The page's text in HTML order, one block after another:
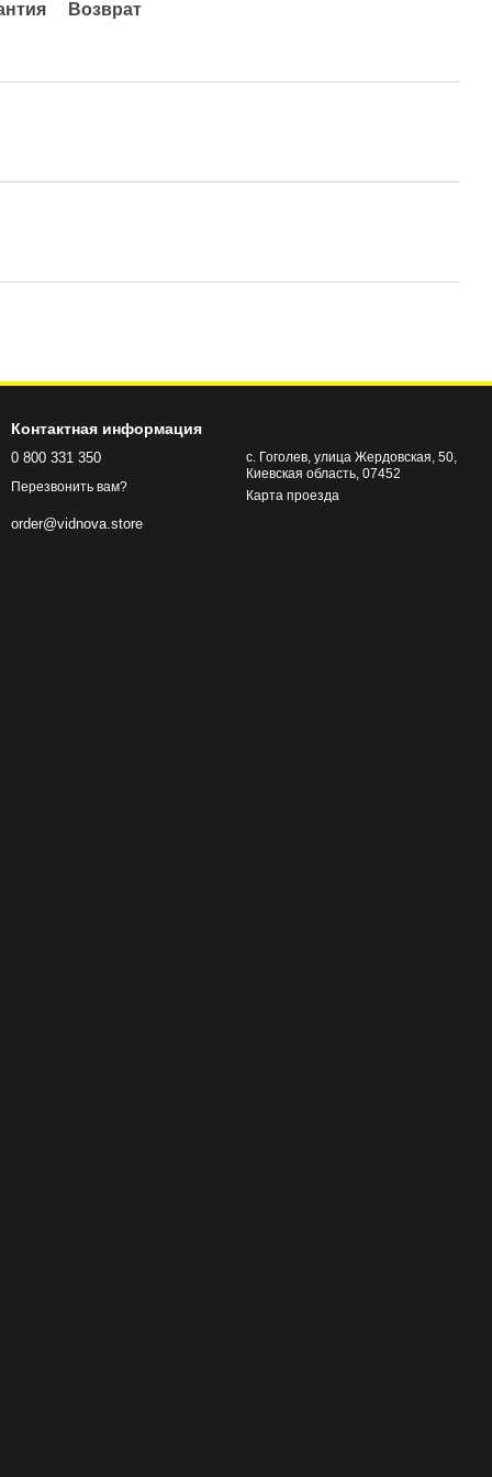
Возврат
Контактная информация
0 800 331 350
Перезвонить вам?
order@vidnova.store
с. Гоголев, улица Жердовская, 50,
Киевская область, 07452
Карта проезда